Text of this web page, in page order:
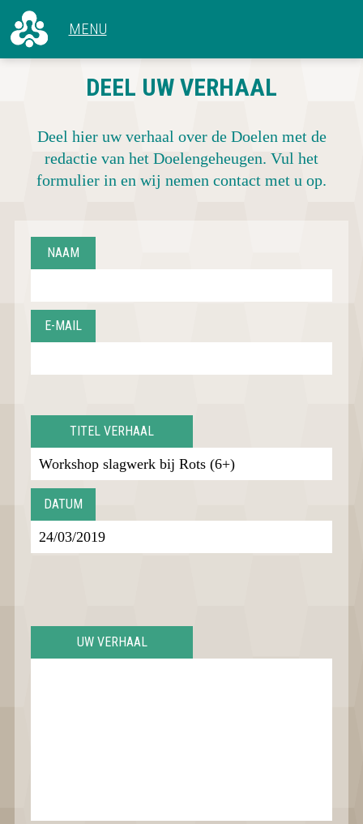
ALLE ARTIKELEN
HET GEBOUW
ACHTER DE SCHERMEN
VOOR 1966
1970 - 1979
1980 - 1989
1990 - 1999
CONCERTOVERZICHT
DEEL UW VERHAAL
Deel hier uw verhaal over de Doelen met de
redactie van het Doelengeheugen. Vul het
formulier in en wij nemen contact met u op.
NAAM
E-MAIL
TITEL VERHAAL
DATUM
UW VERHAAL